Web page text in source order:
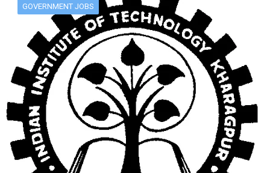
GOVERNMENT JOBS